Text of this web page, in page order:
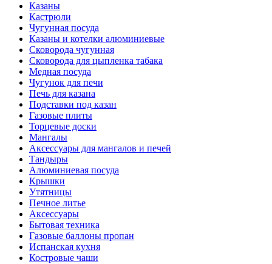
Казаны
Кастрюли
Чугунная посуда
Казаны и котелки алюминиевые
Сковорода чугунная
Сковорода для цыпленка табака
Медная посуда
Чугунок для печи
Печь для казана
Подставки под казан
Газовые плиты
Торцевые доски
Мангалы
Аксессуары для мангалов и печей
Тандыры
Алюминиевая посуда
Крышки
Утятницы
Печное литье
Аксессуары
Бытовая техника
Газовые баллоны пропан
Испанская кухня
Костровые чаши